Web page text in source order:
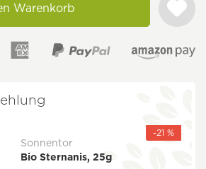
Warenkorb
-21 %
Sonnentor
Bio Sternanis, 25g